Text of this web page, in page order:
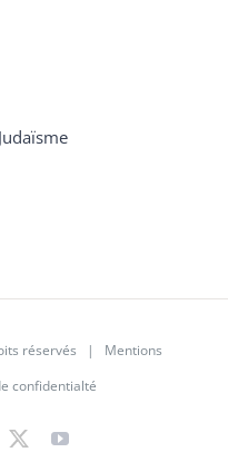
réservés | Mentions
confidentialté
X YouTube